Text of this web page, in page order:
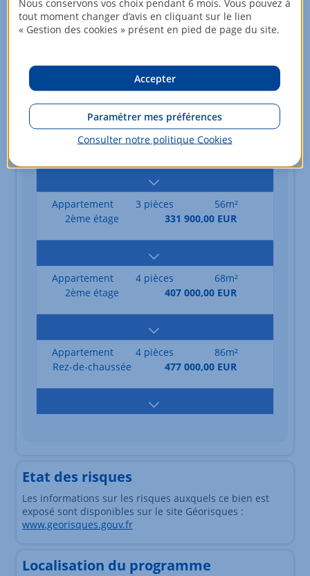
Appartement 3 pièces
56m²
1er étage
303 300,00 EUR
Appartement 3 pièces
56m²
2ème étage
331 900,00 EUR
Appartement 4 pièces
68m²
2ème étage
407 000,00 EUR
Appartement 4 pièces
86m²
Rez-de-chaussée
477 000,00 EUR
Etat des risques
Les informations sur les risques auxquels ce bien est
exposé sont disponibles sur le site Géorisques :
www.georisques.gouv.fr
Localisation du programme
tout moment changer d’avis en cliquant sur le lien
« Gestion des cookies » présent en pied de page du site.
Accepter
Paramétrer mes préférences
Consulter notre politique Cookies